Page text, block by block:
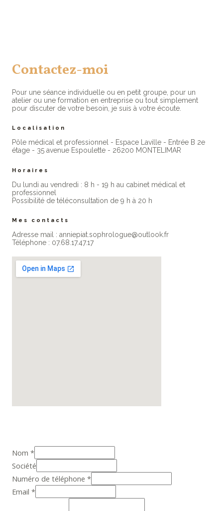
Contactez-moi
Pour une séance individuelle ou en petit groupe, pour un
atelier ou une formation en entreprise ou tout simplement
pour discuter de votre besoin, je suis à votre écoute.
Localisation
Pôle médical et professionnel - Espace Laville - Entrée B 2e
étage - 35 avenue Espoulette - 26200 MONTELIMAR
Horaires
Du lundi au vendredi : 8 h - 19 h au cabinet médical et
professionne​l
Possibilité de téléconsultation de 9 h à 20 h
Mes contacts
Adresse mail : anniepiat.sophrologue@outlook.fr
Téléphone : 07.68.17.47.17
Nom *
Société
Numéro de téléphone *
Email *